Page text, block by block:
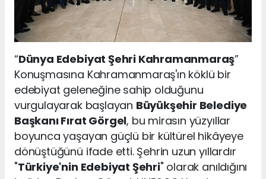
“Dünya Edebiyat Şehri Kahramanmaraş”
Konuşmasına Kahramanmaraş'ın köklü bir
edebiyat geleneğine sahip olduğunu
vurgulayarak başlayan Büyükşehir Belediye
Başkanı Fırat Görgel, bu mirasın yüzyıllar
boyunca yaşayan güçlü bir kültürel hikâyeye
dönüştüğünü ifade etti. Şehrin uzun yıllardır
"Türkiye'nin Edebiyat Şehri" olarak anıldığını